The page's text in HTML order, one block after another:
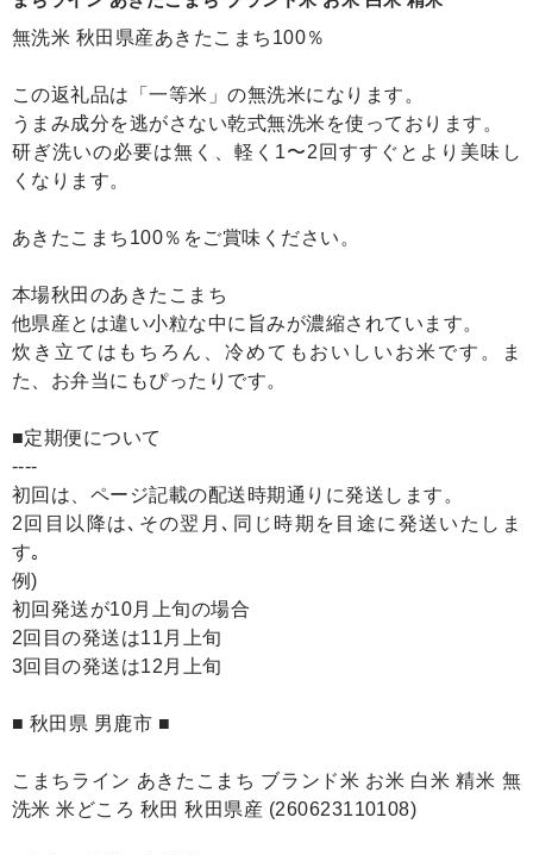
無洗米 秋田県産あきたこまち100％
この返礼品は「一等米」の無洗米になります。
うまみ成分を逃がさない乾式無洗米を使っております。
研ぎ洗いの必要は無く、軽く1〜2回すすぐとより美味し
くなります。
あきたこまち100％をご賞味ください。
本場秋田のあきたこまち
他県産とは違い小粒な中に旨みが濃縮されています。
炊き立てはもちろん、冷めてもおいしいお米です。ま
た、お弁当にもぴったりです。
■定期便について
----
初回は、ページ記載の配送時期通りに発送します。
2回目以降は､その翌月､同じ時期を目途に発送いたしま
す｡
例)
初回発送が10月上旬の場合
2回目の発送は11月上旬
3回目の発送は12月上旬
■ 秋田県 男鹿市 ■
こまちライン あきたこまち ブランド米 お米 白米 精米 無
洗米 米どころ 秋田 秋田県産 (260623110108)